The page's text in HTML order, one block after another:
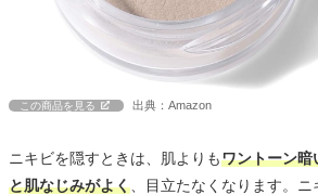
この商品を見る 出典：Amazon
ニキビを隠すときは、肌よりもワントーン暗
と肌なじみがよく 、目立たなくなります。